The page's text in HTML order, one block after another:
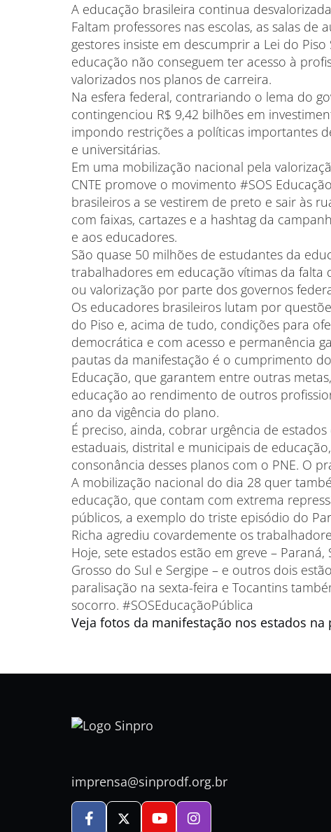
A educação brasileira continua
Faltam professores nas escolas, as salas
gestores insiste em descumprir a Lei do
educação não conseguem ter acesso à
valorizados nos planos de carreira.
Na esfera federal, contrariando o lema do
contingenciou R$ 9,42 bilhões em
impondo restrições a políticas importantes
e universitárias.
Em uma mobilização nacional pela
CNTE promove o movimento #SOS
brasileiros a se vestirem de preto e sair às
com faixas, cartazes e a hashtag da
e aos educadores.
São quase 50 milhões de estudantes da
trabalhadores em educação vítimas da falta
ou valorização por parte dos governos
Os educadores brasileiros lutam por
do Piso e, acima de tudo, condições para
democrática e com acesso e permanência
pautas da manifestação é o cumprimento
Educação, que garantem entre outras
educação ao rendimento de outros
ano da vigência do plano.
É preciso, ainda, cobrar urgência de
estaduais, distrital e municipais de
consonância desses planos com o PNE. O
A mobilização nacional do dia 28 quer
educação, que contam com extrema
públicos, a exemplo do triste episódio do
Richa agrediu covardemente os
Hoje, sete estados estão em greve –
Grosso do Sul e Sergipe – e outros dois
paralisação na sexta-feira e Tocantins
socorro. #SOSEducaçãoPública
Veja fotos da manifestação nos estados na
imprensa@sinprodf.org.br